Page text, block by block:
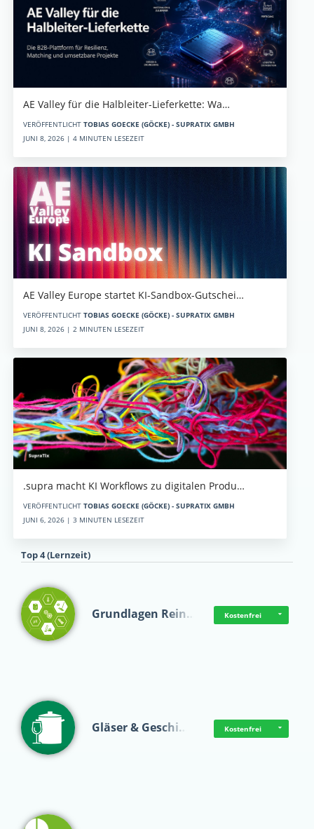
AE Valley für die Halbleiter-Lieferkette: Wa…
VERÖFFENTLICHT TOBIAS GOECKE (GÖCKE) - SUPRATIX GMBH
JUNI 8, 2026 | 4 MINUTEN LESEZEIT
AE Valley Europe startet KI-Sandbox-Gutschei…
VERÖFFENTLICHT TOBIAS GOECKE (GÖCKE) - SUPRATIX GMBH
JUNI 8, 2026 | 2 MINUTEN LESEZEIT
.supra macht KI Workflows zu digitalen Produ…
VERÖFFENTLICHT TOBIAS GOECKE (GÖCKE) - SUPRATIX GMBH
JUNI 6, 2026 | 3 MINUTEN LESEZEIT
Top 4 (Lernzeit)
Grundlagen Rein… Kostenfrei
Gläser & Geschi… Kostenfrei